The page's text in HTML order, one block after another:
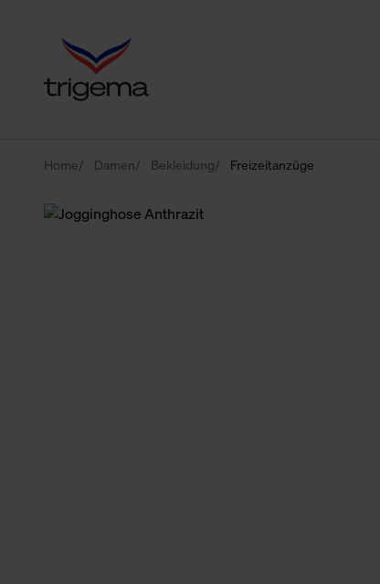
Home Damen Bekleidung Freizeitanzüge